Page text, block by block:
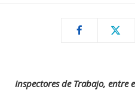
Inspectores de Trabajo, entre